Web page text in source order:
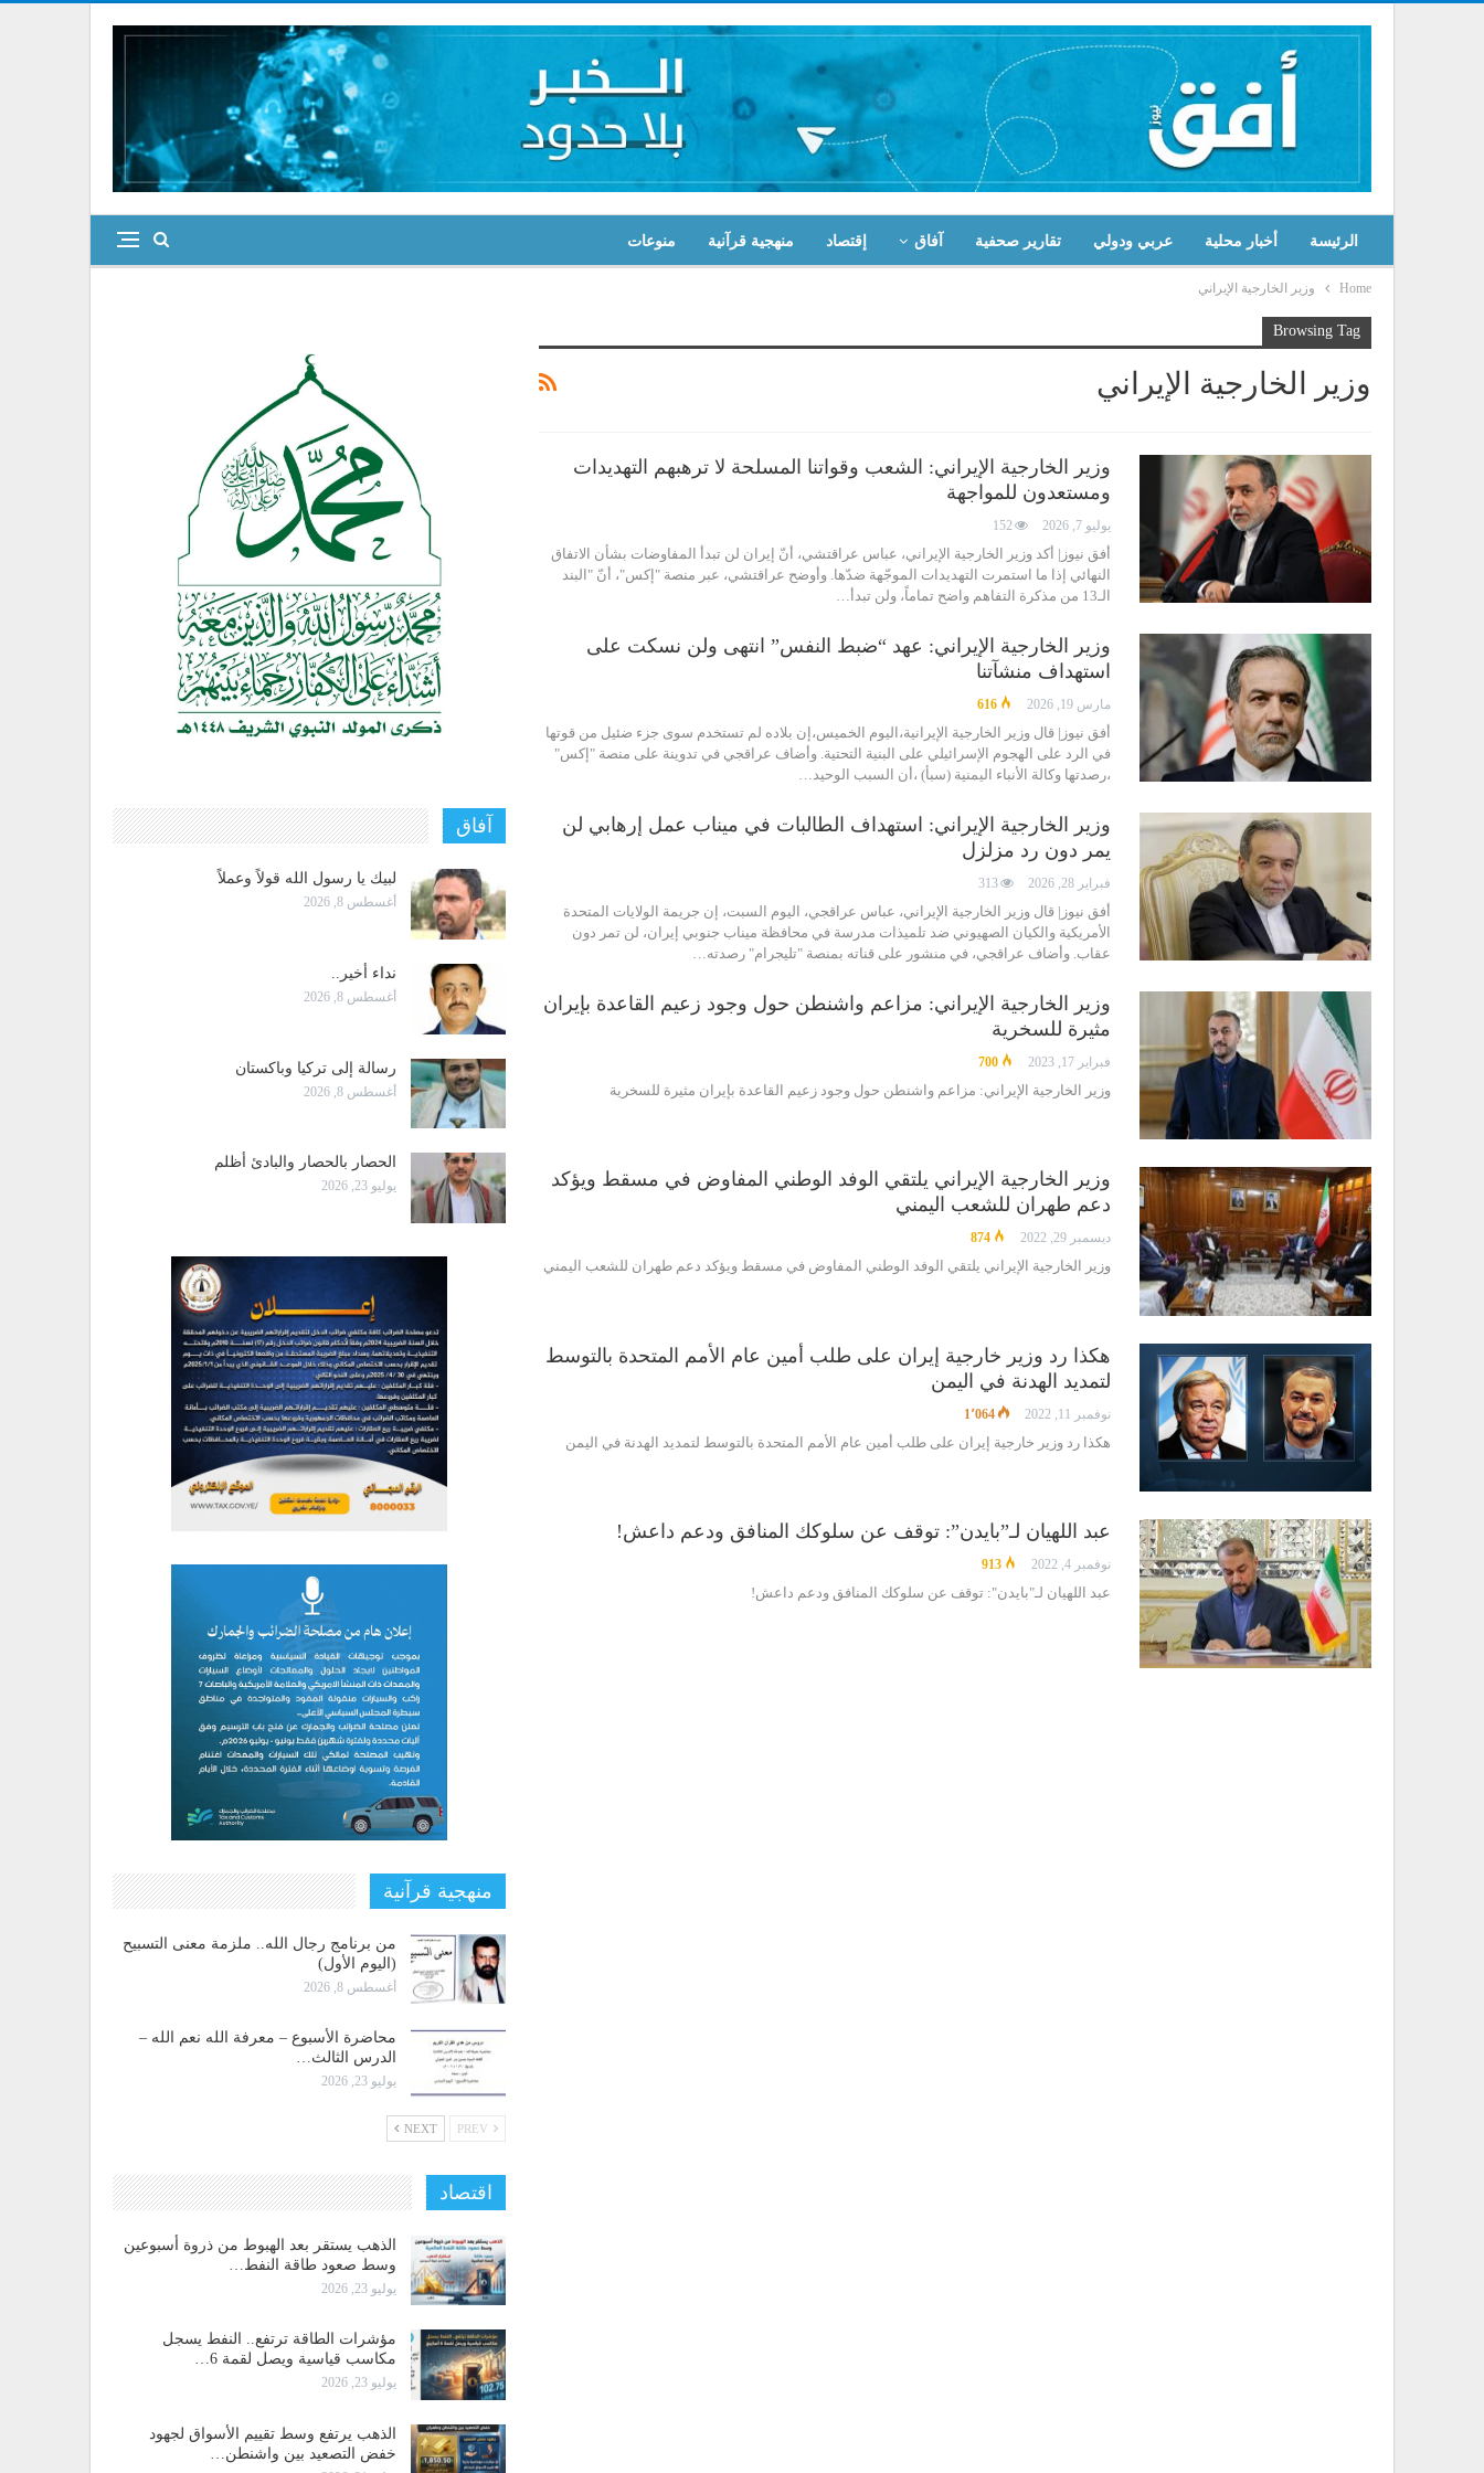
الرئيسة أخبار محلية عربي ودولي تقارير صحفية آفاق إقتصاد منهجية قرآنية منوعات
Home وزير الخارجية الإيراني
Browsing Tag
وزير الخارجية الإيراني
وزير الخارجية الإيراني: الشعب وقواتنا المسلحة لا ترهبهم التهديدات
ومستعدون للمواجهة
يوليو 7, 2026 152
أفق نيوز| أكد وزير الخارجية الإيراني، عباس عراقتشي، أنّ إيران لن تبدأ المفاوضات بشأن الاتفاق
النهائي إذا ما استمرت التهديدات الموجّهة ضدّها. وأوضح عراقتشي، عبر منصة "إكس"، أنّ "البند
الـ13 من مذكرة التفاهم واضح تماماً، ولن تبدأ…
وزير الخارجية الإيراني: عهد “ضبط النفس” انتهى ولن نسكت على
استهداف منشآتنا
مارس 19, 2026 616
أفق نيوز| قال وزير الخارجية الإيرانية،اليوم الخميس،إن بلاده لم تستخدم سوى جزء ضئيل من قوتها
في الرد على الهجوم الإسرائيلي على البنية التحتية. وأضاف عراقجي في تدوينة على منصة "إكس"
،رصدتها وكالة الأنباء اليمنية (سبأ) ،أن السبب الوحيد…
وزير الخارجية الإيراني: استهداف الطالبات في ميناب عمل إرهابي لن
يمر دون رد مزلزل
فبراير 28, 2026 313
أفق نيوز| قال وزير الخارجية الإيراني، عباس عراقجي، اليوم السبت، إن جريمة الولايات المتحدة
الأمريكية والكيان الصهيوني ضد تلميذات مدرسة في محافظة ميناب جنوبي إيران، لن تمر دون
عقاب. وأضاف عراقجي، في منشور على قناته بمنصة "تليجرام" رصدته…
وزير الخارجية الإيراني: مزاعم واشنطن حول وجود زعيم القاعدة بإيران
مثيرة للسخرية
فبراير 17, 2023 700
وزير الخارجية الإيراني: مزاعم واشنطن حول وجود زعيم القاعدة بإيران مثيرة للسخرية
وزير الخارجية الإيراني يلتقي الوفد الوطني المفاوض في مسقط ويؤكد
دعم طهران للشعب اليمني
ديسمبر 29, 2022 874
وزير الخارجية الإيراني يلتقي الوفد الوطني المفاوض في مسقط ويؤكد دعم طهران للشعب اليمني
هكذا رد وزير خارجية إيران على طلب أمين عام الأمم المتحدة بالتوسط
لتمديد الهدنة في اليمن
نوفمبر 11, 2022 1٬064
هكذا رد وزير خارجية إيران على طلب أمين عام الأمم المتحدة بالتوسط لتمديد الهدنة في اليمن
عبد اللهيان لـ”بايدن”: توقف عن سلوكك المنافق ودعم داعش!
نوفمبر 4, 2022 913
عبد اللهيان لـ"بايدن": توقف عن سلوكك المنافق ودعم داعش!
آفاق
لبيك يا رسول الله قولاً وعملاً
أغسطس 8, 2026
نداء أخير..
أغسطس 8, 2026
رسالة إلى تركيا وباكستان
أغسطس 8, 2026
الحصار بالحصار والبادئ أظلم
يوليو 23, 2026
منهجية قرآنية
من برنامج رجال الله.. ملزمة معنى التسبيح
(اليوم الأول)
أغسطس 8, 2026
محاضرة الأسبوع – معرفة الله نعم الله –
الدرس الثالث…
يوليو 23, 2026
NEXT
اقتصاد
الذهب يستقر بعد الهبوط من ذروة أسبوعين
وسط صعود طاقة النفط…
يوليو 23, 2026
مؤشرات الطاقة ترتفع.. النفط يسجل
مكاسب قياسية ويصل لقمة 6…
يوليو 23, 2026
الذهب يرتفع وسط تقييم الأسواق لجهود
خفض التصعيد بين واشنطن…